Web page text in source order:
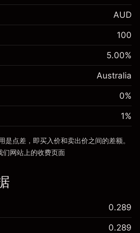
投资 A$1,000.00
-0.022801
%
(-A$4.56)
模（大约值）
A$20,000.00
美元（大约值）
投资 A$1,000.00
用
0.000884
%
(A$0.18)
模（大约值）
美元（大约值）
AUD
100
5.00%
Australia
0%
1%
是点差，即买入价和卖出价之间的差额。
们网站上的收费页面
0.289
0.289